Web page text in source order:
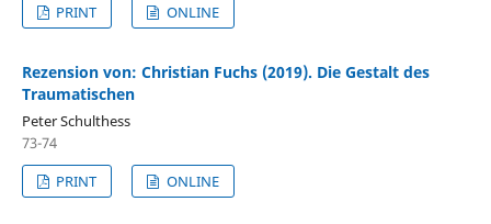
PRINT
ONLINE
Rezension von: Christian Fuchs (2019). Die Gestalt des
Traumatischen
Peter Schulthess
73-74
PRINT
ONLINE